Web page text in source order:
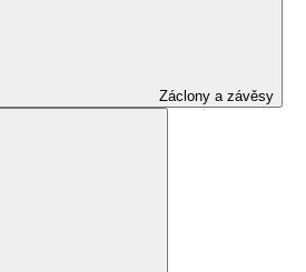
Záclony a závěsy